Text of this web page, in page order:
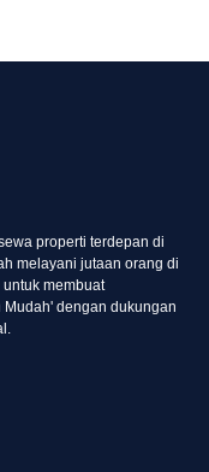
properti terdepan di
melayani jutaan orang di
membuat
dengan dukungan